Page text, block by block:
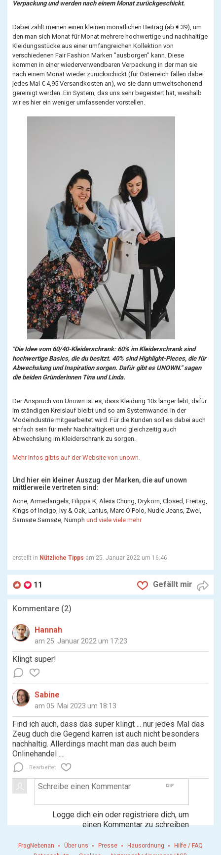
Verpackung und werden nach einem Monat zurückgeschickt.
Dabei zahlt meinen einen kleinen monatlichen Beitrag (ab € 39), um
den man sich Monat für Monat mehrere hochwertige und nachhaltige
Kleidungsstücke aus einer umfangreichen Kollektion von
verschiedenen Fair Fashion Marken "ausborgen" kann. Diese
kommen in einer wiederverwendbaren Verpackung in der man sie
nach einem Monat wieder zurückschickt (für Österreich fallen dabei
jedes Mal € 4,95 Versandkosten an), wo sie dann umweltschonend
gereinigt werden. Ein System, das uns sehr begeistert hat, weshalb
wir es hier ein weniger umfassender vorstellen.
"Die Idee vom 60/40-Kleiderschrank: 60% im Kleiderschrank sind
hochwertige Basics, die du besitzt. 40% sind Highlight-Pieces, die für
Abwechslung und Inspiration sorgen. Dafür gibt es UNOWN." sagen
die beiden Gründerinnen Tina und Linda.
Der Anspruch von Unown ist es, dass Kleidung 10x länger lebt, dafür
im ständigen Kreislauf bleibt und so am Systemwandel in der
Modeindustrie mitgearbeitet wird. Für die Kunden soll es dabei auch
einfach sein für mehr Nachhaltigkeit und gleichzeitig auch
Abwechslung im Kleiderschrank zu sorgen.
Mehr Infos gibts auf der Website von unown.
Und hier ein kleiner Auszug der Marken, die auf unown
mittlerweile vertreten sind:
Acne, Armedangels, Filippa K, Alexa Chung, Drykorn, Closed, Freitag,
Kings of Indigo, Ivy & Oak, Lanius, Marc O'Polo, Nudie Jeans, Zwei,
Samsøe Samsøe, Nümph und viele viele mehr
erstellt in Nützliche Tipps am 25. Januar 2022 um 16:46
Gefällt mir
11
Kommentare (2)
Hannah
am 25. Januar 2022 um 17:23
Klingt super!
Sabine
am 05. Mai 2023 um 18:13
Find ich auch, dass das super klingt ... nur jedes Mal das
Zeug duch die Gegend karren ist auch nicht besonders
nachhaltig. Allerdings macht man das auch beim
Onlinehandel ....
Bearbeitet
gif
Logge dich ein oder registriere dich, um
einen Kommentar zu schreiben
FragNebenan Über uns Presse Hausordnung
Hilfe / FAQ